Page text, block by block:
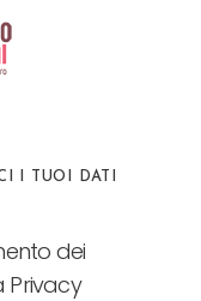
I TUOI DATI
dei
Privacy